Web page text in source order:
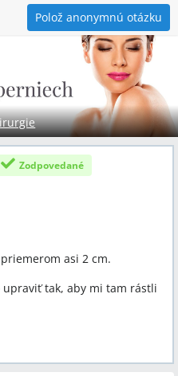
Polož anonymnú otázku
Zodpovedané
asi 2 cm.
upraviť tak, aby mi tam rástli